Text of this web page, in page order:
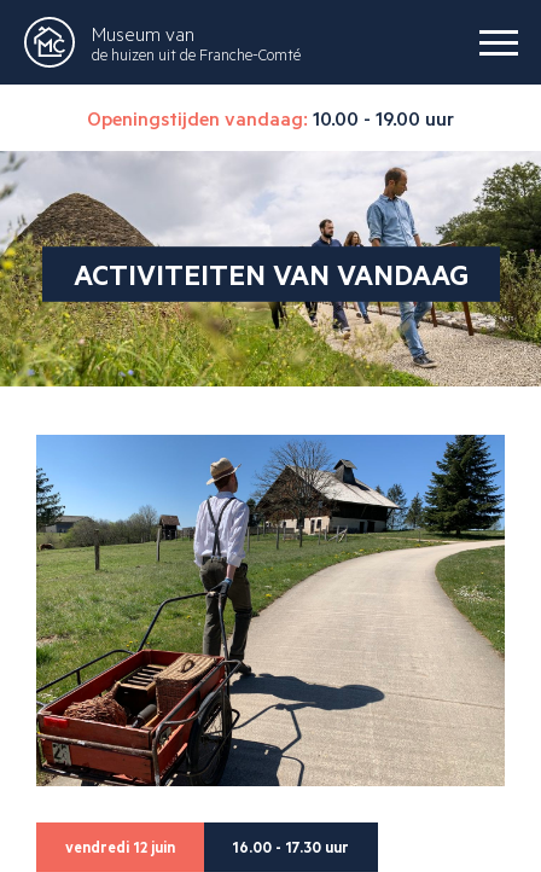
Museum van
de huizen uit de Franche-Comté
Openingstijden vandaag: 10.00 - 19.00 uur
ACTIVITEITEN VAN VANDAAG
vendredi 12 juin 16.00 - 17.30 uur